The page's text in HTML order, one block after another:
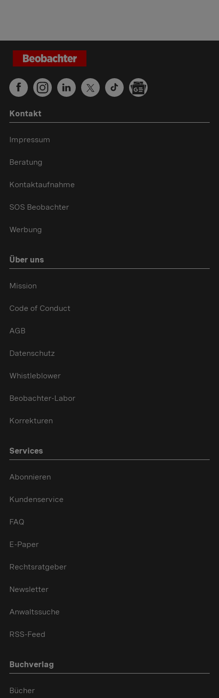
Kontakt
Impressum
Beratung
Kontaktaufnahme
SOS Beobachter
Werbung
Über uns
Mission
Code of Conduct
AGB
Datenschutz
Whistleblower
Beobachter-Labor
Korrekturen
Services
Abonnieren
Kundenservice
FAQ
E-Paper
Rechtsratgeber
Newsletter
Anwaltssuche
RSS-Feed
Buchverlag
Bücher